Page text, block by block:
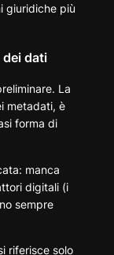
giuridiche più
dei dati
La
metadati, è
forma di
manca
digitali (i
sempre
riferisce solo